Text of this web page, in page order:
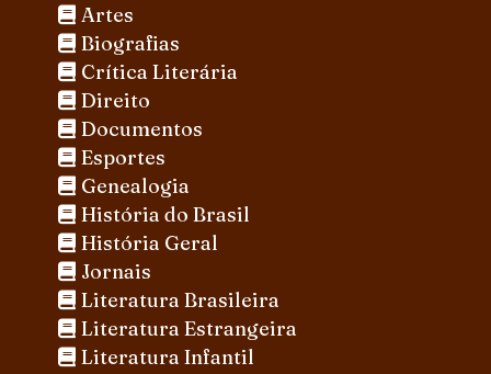
Artes
Biografias
Crítica Literária
Direito
Documentos
Esportes
Genealogia
História do Brasil
História Geral
Jornais
Literatura Brasileira
Literatura Estrangeira
Literatura Infantil